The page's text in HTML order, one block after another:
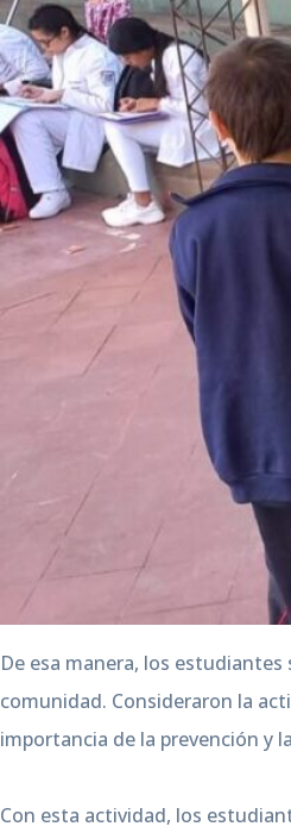
De esa manera, los
comunidad. Consideraron la
importancia de la prevención y
Con esta actividad, los